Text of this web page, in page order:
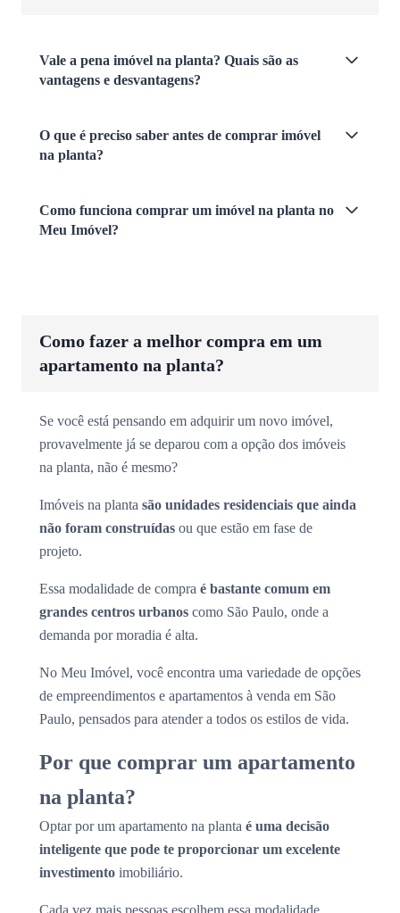
Vale a pena imóvel na planta? Quais são as
vantagens e desvantagens?
O que é preciso saber antes de comprar imóvel
na planta?
Como funciona comprar um imóvel na planta no
Meu Imóvel?
Como fazer a melhor compra em um
apartamento na planta?
Se você está pensando em adquirir um novo imóvel,
provavelmente já se deparou com a opção dos imóveis
na planta, não é mesmo?
Imóveis na planta são unidades residenciais que ainda
não foram construídas ou que estão em fase de
projeto.
Essa modalidade de compra é bastante comum em
grandes centros urbanos como São Paulo, onde a
demanda por moradia é alta.
No Meu Imóvel, você encontra uma variedade de opções
de empreendimentos e apartamentos à venda em São
Paulo, pensados para atender a todos os estilos de vida.
Por que comprar um apartamento
na planta?
Optar por um apartamento na planta é uma decisão
inteligente que pode te proporcionar um excelente
investimento imobiliário.
Cada vez mais pessoas escolhem essa modalidade